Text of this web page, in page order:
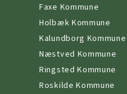
Faxe Kommune
Holbæk Kommune
Kalundborg Kommune
Næstved Kommune
Ringsted Kommune
Roskilde Kommune